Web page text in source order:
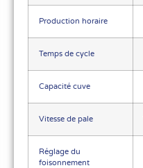
Production horaire
Temps de cycle
Capacité cuve
Vitesse de pale
Réglage du
foisonnement